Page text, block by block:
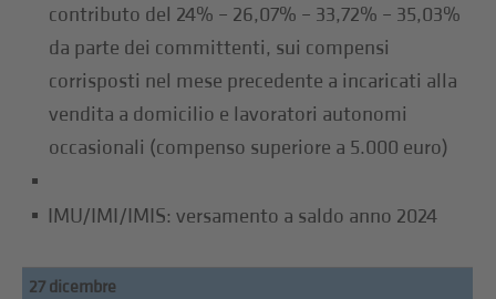
contributo del 24% – 26,07% – 33,72% – 35,03%
da parte dei committenti, sui compensi
corrisposti nel mese precedente a incaricati alla
vendita a domicilio e lavoratori autonomi
occasionali (compenso superiore a 5.000 euro)
IMU/IMI/IMIS: versamento a saldo anno 2024
27 dicembre